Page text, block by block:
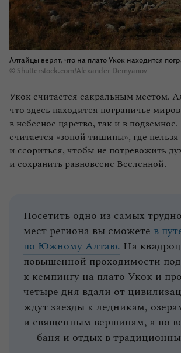
Алтайцы верят, что на плато Укок находится
© Shutterstock.com/Alexander Demyanov
Укок считается сакральным местом.
что здесь находится пограничье
в небесное царство, так и в
считается «зоной тишины», где
и ссориться, чтобы не потревожить
и сохранить равновесие Вселенной.
Посетить одно из самых
мест региона вы сможете в
по Южному Алтаю. На
повышенной проходимости
к кемпингу на плато Укок и
четыре дня вдали от
ждут заезды к ледникам,
и священным вершинам, а по
— баня и отдых в